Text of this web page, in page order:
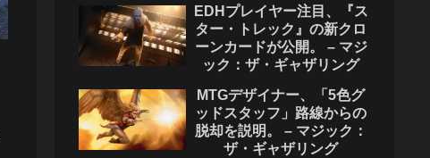
EDHプレイヤー注目、『ス
ター・トレック』の新クロ
ーンカードが公開。 – マジ
ック：ザ・ギャザリング
MTGデザイナー、「5色グ
ッドスタッフ」路線からの
脱却を説明。 – マジック：
ザ・ギャザリング